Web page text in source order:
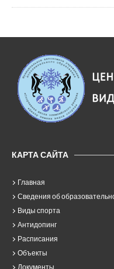
КАРТА САЙТА
Главная
Сведения об
Виды спорта
Антидопинг
Расписания
Объекты
Документы